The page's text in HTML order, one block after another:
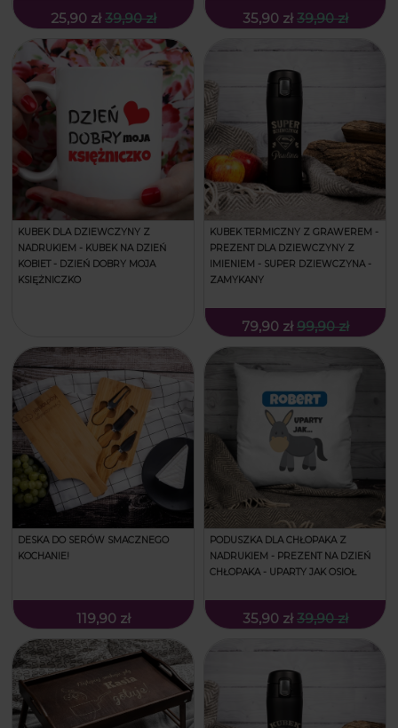
25,90 zł 39,90 zł 35,90 zł 39,90 zł
KUBEK DLA DZIEWCZYNY Z
NADRUKIEM - KUBEK NA DZIEŃ
KOBIET - DZIEŃ DOBRY MOJA
KSIĘŻNICZKO
KUBEK TERMICZNY Z GRAWEREM -
PREZENT DLA DZIEWCZYNY Z
IMIENIEM - SUPER DZIEWCZYNA -
ZAMYKANY
79,90 zł 99,90 zł
DESKA DO SERÓW SMACZNEGO
KOCHANIE!
119,90 zł
PODUSZKA DLA CHŁOPAKA Z
NADRUKIEM - PREZENT NA DZIEŃ
CHŁOPAKA - UPARTY JAK OSIOŁ
35,90 zł 39,90 zł